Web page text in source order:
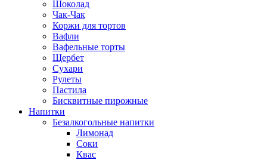
Шоколад
Чак-Чак
Коржи для тортов
Вафли
Вафельные торты
Щербет
Сухари
Рулеты
Пастила
Бисквитные пирожные
Напитки
Безалкогольные напитки
Лимонад
Соки
Квас